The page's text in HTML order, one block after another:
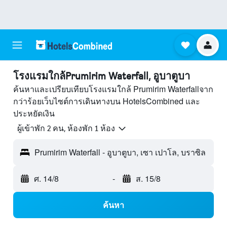
โรงแรมใกล้Prumirim Waterfall, อูบาตูบา
ค้นหาและเปรียบเทียบโรงแรมใกล้ Prumirim Waterfallจาก
กว่าร้อยเว็บไซต์การเดินทางบน HotelsCombined และ
ประหยัดเงิน
ผู้เข้าพัก 2 คน, ห้องพัก 1 ห้อง
Prumirim Waterfall - อูบาตูบา, เซา เปาโล, บราซิล
ศ. 14/8 - ส. 15/8
ค้นหา